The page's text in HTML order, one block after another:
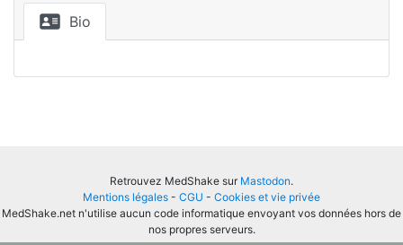
Bio
Retrouvez MedShake sur Mastodon.
Mentions légales - CGU - Cookies et vie privée
MedShake.net n'utilise aucun code informatique envoyant vos données hors de
nos propres serveurs.